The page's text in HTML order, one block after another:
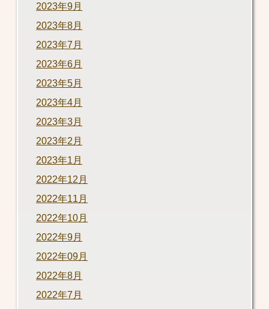
2023年9月
2023年8月
2023年7月
2023年6月
2023年5月
2023年4月
2023年3月
2023年2月
2023年1月
2022年12月
2022年11月
2022年10月
2022年9月
2022年09月
2022年8月
2022年7月